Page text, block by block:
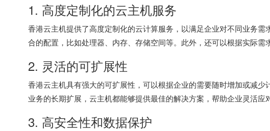
1. 高度定制化的云主机服务
香港云主机提供了高度定制化的云计算服务，以满足企业对不同业务
合的配置，比如处理器、内存、存储空间等。此外，还可以根据实际
2. 灵活的可扩展性
香港云主机具有强大的可扩展性，可以根据企业的需要随时增加或减
业务的长期扩展，云主机都能够提供最佳的解决方案，帮助企业灵活应
3. 高安全性和数据保护